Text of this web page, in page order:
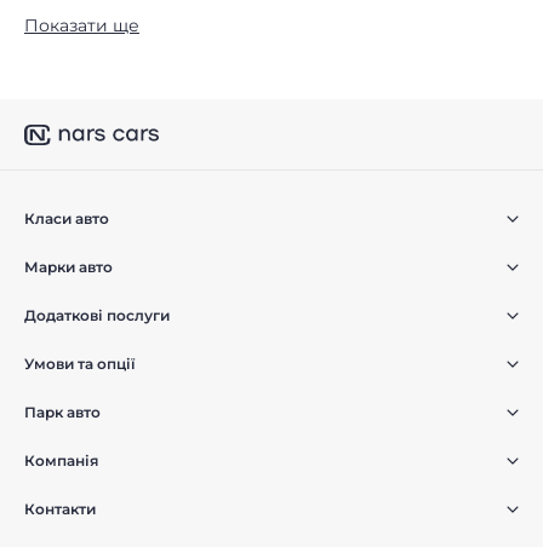
Показати ще
Класи авто
Марки авто
Додаткові послуги
Умови та опції
Парк авто
Компанія
Контакти